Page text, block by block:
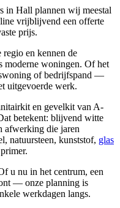
in Hall plannen wij meestal
vrijblijvend een offerte
prijs.
en kennen de
moderne woningen. Of het
of bedrijfspand —
uitgevoerde werk.
en gevelkit van A-
betekent: blijvend witte
afwerking die jaren
natuursteen, kunststof, glas
u nu in het centrum, een
— onze planning is
werkdagen langs.